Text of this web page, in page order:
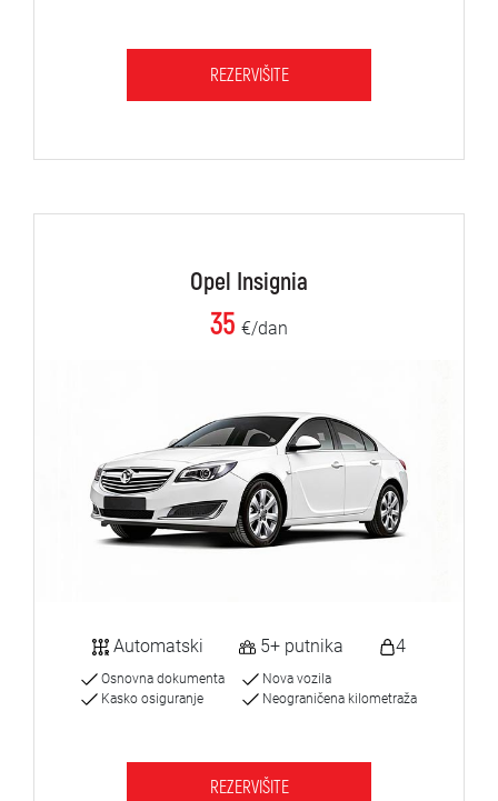
REZERVIŠITE
Opel Insignia
35 €/dan
Automatski 5+ putnika 4
Osnovna dokumenta
Kasko osiguranje
Nova vozila
Neograničena kilometraža
REZERVIŠITE